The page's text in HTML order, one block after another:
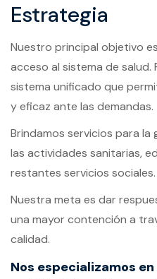
Estrategia
Nuestro principal objetivo
acceso al sistema de salud.
sistema unificado que
y eficaz ante las demandas.
Brindamos servicios para
las actividades sanitarias,
restantes servicios sociales.
Nuestra meta es dar
una mayor contención a
calidad.
Nos especializamos